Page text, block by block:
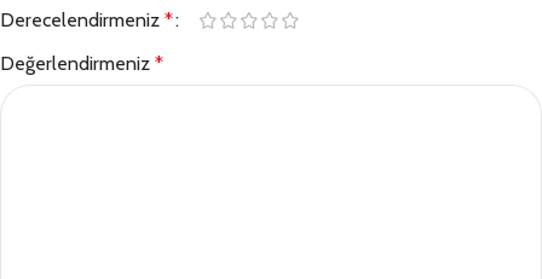
Derecelendirmeniz *
Değerlendirmeniz *